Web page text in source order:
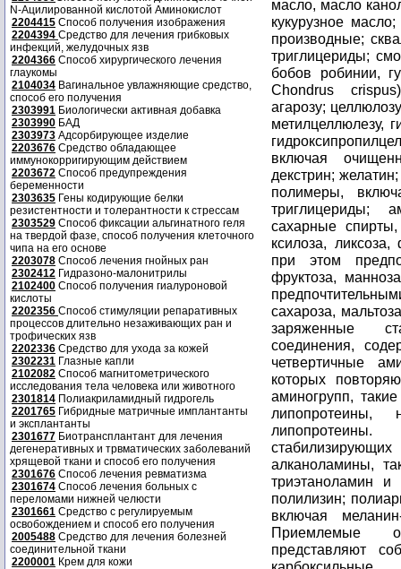
N-Ацилированной кислотой Аминокислот
2204415 Способ получения изображения
2204394 Средство для лечения грибковых
инфекций, желудочных язв
2204366 Способ хирургического лечения
глаукомы
2104034 Вагинальное увлажняющие средство,
способ его получения
2303991 Биологически активная добавка
2303990 БАД
2303973 Адсорбирующее изделие
2203676 Средство обладающее
иммунокорригирующим действием
2203672 Способ предупреждения
беременности
2303635 Гены кодирующие белки
резистентности и толерантности к стрессам
2303529 Способ фиксации альгинатного геля
на твердой фазе, способ получения клеточного
чипа на его основе
2203078 Способ лечения гнойных ран
2302412 Гидразоно-малонитрилы
2102400 Способ получения гиалуроновой
кислоты
2202356 Способ стимуляции репаративных
процессов длительно незаживающих ран и
трофических язв
2202336 Средство для ухода за кожей
2302231 Глазные капли
2102082 Способ магнитометрического
исследования тела человека или животного
2301814 Полиакриламидный гидрогель
2201765 Гибридные матричные имплантанты
и эксплантанты
2301677 Биотрансплантант для лечения
дегенеративных и трвматических заболеваний
хрящевой ткани и способ его получения
2301676 Способ лечения ревматизма
2301674 Способ лечения больных с
переломами нижней челюсти
2301661 Средство с регулируемым
освобождением и способ его получения
2005488 Средство для лечения болезней
соединительной ткани
2200001 Крем для кожи